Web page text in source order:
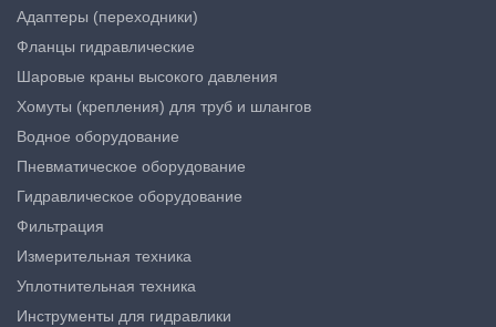
Адаптеры (переходники)
Фланцы гидравлические
Шаровые краны высокого давления
Хомуты (крепления) для труб и шлангов
Водное оборудование
Пневматическое оборудование
Гидравлическое оборудование
Фильтрация
Измерительная техника
Уплотнительная техника
Инструменты для гидравлики